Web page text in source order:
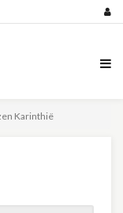
Karinthië